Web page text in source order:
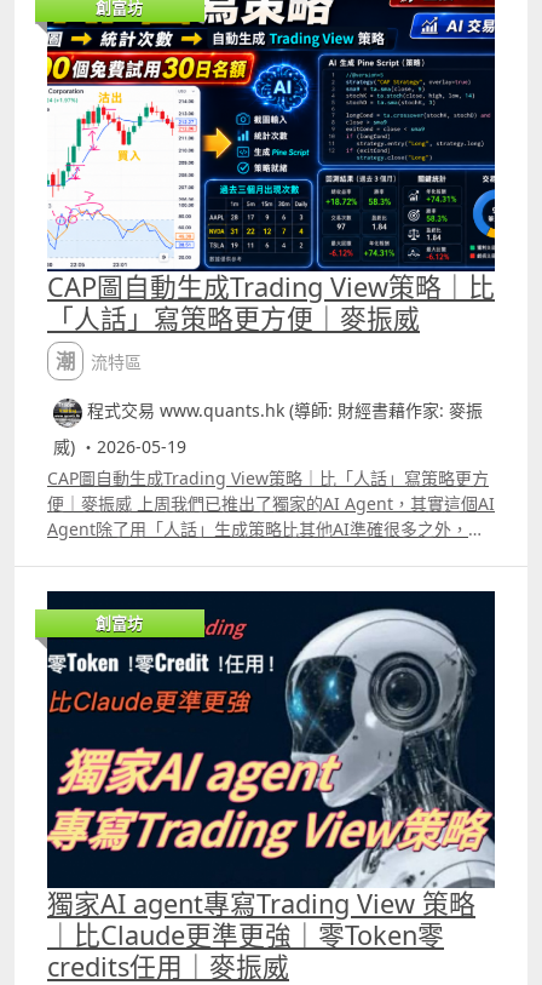
今天會送出100個免費使用30日名額，使用期限會到6月16
日。大家只要like這段片後再留言，並透過Whatsapp
69091306或在留言中通知我們你的電郵，就能免費使用這
個AI Agent。
創富坊
CAP圖自動生成Trading View策略｜比
「人話」寫策略更方便｜麥振威
潮流特區
程式交易 www.quants.hk (導師: 財經書藉作家: 麥振
威) ・2026-05-19
CAP圖自動生成Trading View策略｜比「人話」寫策略更方
便｜麥振威 上周我們已推出了獨家的AI Agent，其實這個AI
Agent除了用「人話」生成策略比其他AI準確很多之外，更
置，給我們的AI Agent就能生成Trading View策略代碼。
今天會送出100個免費使用30日名額，使用期限會到6月16
日。大家只要like這段片後再留言，並透過Whatsapp
69091306或在留言中通知我們你的電郵，就能免費使用這
個AI Agent。
創富坊
獨家AI agent專寫Trading View 策略
｜比Claude更準更強｜零Token零
credits任用｜麥振威